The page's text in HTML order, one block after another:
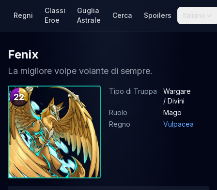
Regni
Classi
Eroe
Guglia
Astrale
Cerca Spoilers Italiano
Fenix
La migliore volpe volante di sempre.
22
Tipo di Truppa
Wargare
/ Divini
Ruolo
Mago
Regno
Vulpacea